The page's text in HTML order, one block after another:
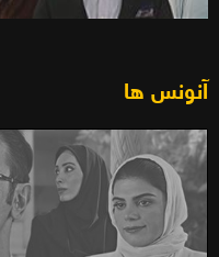
آنونس ها